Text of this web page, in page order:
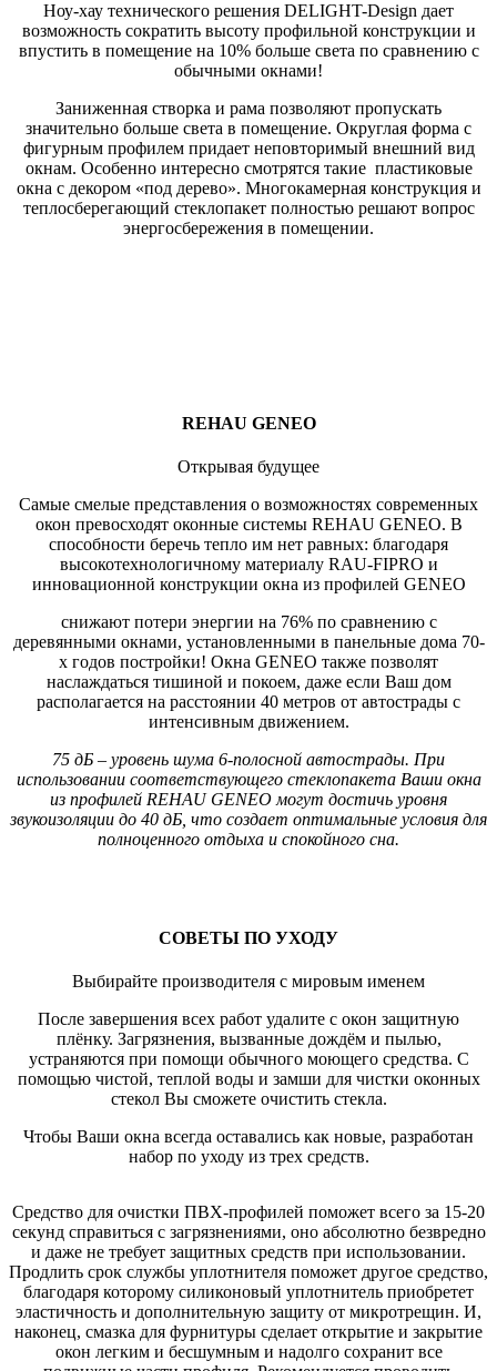
Ноу-хау технического решения DELIGHT-Design дает
возможность сократить высоту профильной конструкции и
впустить в помещение на 10% больше света по сравнению с
обычными окнами!
Заниженная створка и рама позволяют пропускать
значительно больше света в помещение. Округлая форма с
фигурным профилем придает неповторимый внешний вид
окнам. Особенно интересно смотрятся такие пластиковые
окна с декором «под дерево». Многокамерная конструкция и
теплосберегающий стеклопакет полностью решают вопрос
энергосбережения в помещении.
REHAU GENEO
Открывая будущее
Самые смелые представления о возможностях современных
окон превосходят оконные системы REHAU GENEO. В
способности беречь тепло им нет равных: благодаря
высокотехнологичному материалу RAU-FIPRO и
инновационной конструкции окна из профилей GENEO
снижают потери энергии на 76% по сравнению с
деревянными окнами, установленными в панельные дома 70-
х годов постройки! Окна GENEO также позволят
наслаждаться тишиной и покоем, даже если Ваш дом
располагается на расстоянии 40 метров от автострады с
интенсивным движением.
75 дБ – уровень шума 6-полосной автострады. При
использовании соответствующего стеклопакета Ваши окна
из профилей REHAU GENEO могут достичь уровня
звукоизоляции до 40 дБ, что создает оптимальные условия для
полноценного отдыха и спокойного сна.
СОВЕТЫ ПО УХОДУ
Выбирайте производителя с мировым именем
После завершения всех работ удалите с окон защитную
плёнку. Загрязнения, вызванные дождём и пылью,
устраняются при помощи обычного моющего средства. С
помощью чистой, теплой воды и замши для чистки оконных
стекол Вы сможете очистить стекла.
Чтобы Ваши окна всегда оставались как новые, разработан
набор по уходу из трех средств.
Средство для очистки ПВХ-профилей поможет всего за 15-20
секунд справиться с загрязнениями, оно абсолютно безвредно
и даже не требует защитных средств при использовании.
Продлить срок службы уплотнителя поможет другое средство,
благодаря которому силиконовый уплотнитель приобретет
эластичность и дополнительную защиту от микротрещин. И,
наконец, смазка для фурнитуры сделает открытие и закрытие
окон легким и бесшумным и надолго сохранит все